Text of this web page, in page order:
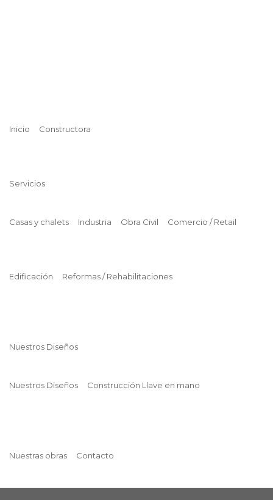
Inicio Constructora
Servicios
Casas y chalets Industria Obra Civil Comercio / Retail
Edificación Reformas / Rehabilitaciones
Nuestros Diseños
Nuestros Diseños Construcción Llave en mano
Nuestras obras Contacto